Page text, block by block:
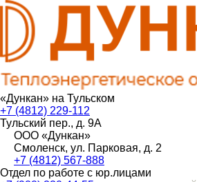
«Дункан» на Тульском
+7 (4812) 229-112
Тульский пер., д. 9А
ООО «Дункан»
Смоленск, ул. Парковая, д. 2
+7 (4812) 567-888
Отдел по работе с юр.лицами